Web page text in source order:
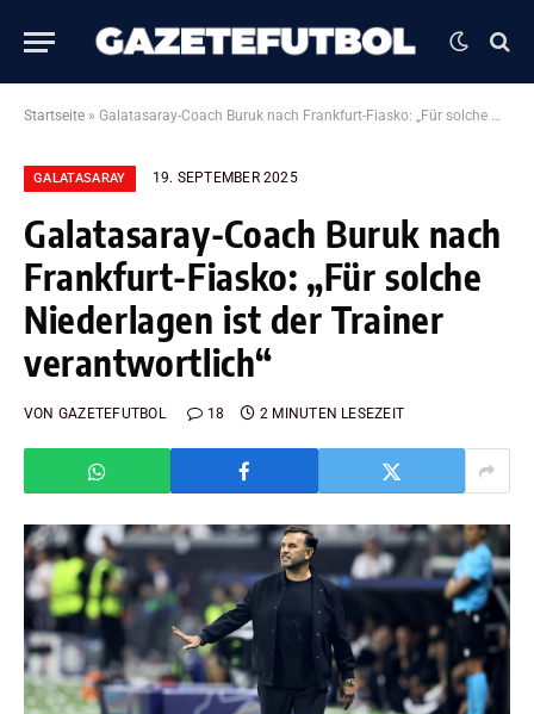
Startseite » Galatasaray-Coach Buruk nach Frankfurt-Fiasko: „Für solche Niederlagen ist der Trainer verantwortlich“
GALATASARAY 19. SEPTEMBER 2025
Galatasaray-Coach Buruk nach
Frankfurt-Fiasko: „Für solche
Niederlagen ist der Trainer
verantwortlich“
VON GAZETEFUTBOL 18 2 MINUTEN LESEZEIT